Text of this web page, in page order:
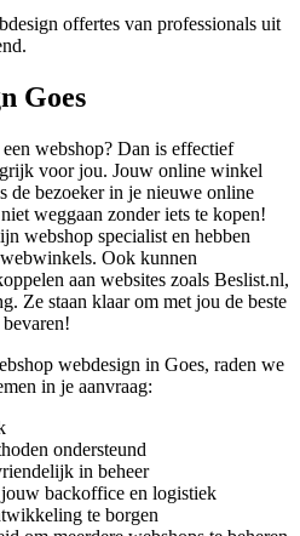
offertes van professionals uit
Goes
webshop? Dan is effectief
voor jou. Jouw online winkel
de bezoeker in je nieuwe online
weggaan zonder iets te kopen!
webshop specialist en hebben
Ook kunnen
aan websites zoals Beslist.nl,
Ze staan klaar om met jou de beste
webdesign in Goes, raden we
in je aanvraag:
ondersteund
in beheer
backoffice en logistiek
te borgen